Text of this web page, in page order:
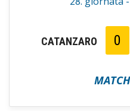
CATANZARO 0